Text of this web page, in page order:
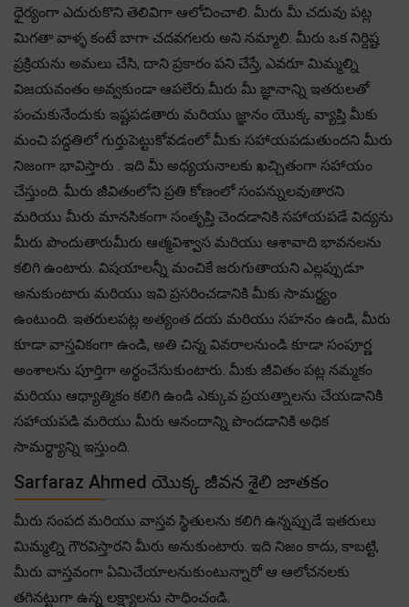
ధైర్యంగా ఎదురుకొని తెలివిగా ఆలోచించాలి. మీరు మీ చదువు పట్ల
మిగతా వాళ్ళ కంటే బాగా చదవగలరు అని నమ్మాలి. మీరు ఒక నిర్దిష్ట
ప్రక్రియను అమలు చేసి, దాని ప్రకారం పని చేస్తే, ఎవరూ మిమ్మల్ని
విజయవంతం అవ్వకుండా ఆపలేరు.మీరు మీ జ్ఞానాన్ని ఇతరులతో
పంచుకునేందుకు ఇష్టపడతారు మరియు జ్ఞానం యొక్క వ్యాప్తి మీకు
మంచి పద్ధతిలో గుర్తుపెట్టుకోవడంలో మీకు సహాయపడుతుందని మీరు
నిజంగా భావిస్తారు . ఇది మీ అధ్యయనాలకు ఖచ్చితంగా సహాయం
చేస్తుంది. మీరు జీవితంలోని ప్రతి కోణంలో సంపన్నులవుతారని
మరియు మీరు మానసికంగా సంతృప్తి చెందడానికి సహాయపడే విద్యను
మీరు పొందుతారుమీరు ఆత్మవిశ్వాస మరియు ఆశావాది భావనలను
కలిగి ఉంటారు. విషయాలన్నీ మంచికే జరుగుతాయని ఎల్లప్పుడూ
అనుకుంటారు మరియు ఇవి ప్రసరించడానికి మీకు సామర్థ్యం
ఉంటుంది. ఇతరులపట్ల అత్యంత దయ మరియు సహనం ఉండి, మీరు
కూడా వాస్తవికంగా ఉండి, అతి చిన్న వివరాలనుండి కూడా సంపూర్ణ
అంశాలను పూర్తిగా అర్థంచేసుకుంటారు. మీకు జీవితం పట్ల నమ్మకం
మరియు ఆధ్యాత్మికం కలిగి ఉండి ఎక్కువ ప్రయత్నాలను చేయడానికి
సహాయపడి మరియు మీరు ఆనందాన్ని పొందడానికి అధిక
సామర్థ్యాన్ని ఇస్తుంది.
Sarfaraz Ahmed యొక్క జీవన శైలి జాతకం
మీరు సంపద మరియు వాస్తవ స్థితులను కలిగి ఉన్నప్పుడే ఇతరులు
మిమ్మల్ని గౌరవిస్తారని మీరు అనుకుంటారు. ఇది నిజం కాదు, కాబట్టి,
మీరు వాస్తవంగా ఏమిచేయాలనుకుంటున్నారో ఆ ఆలోచనలకు
తగినట్టుగా ఉన్న లక్ష్యాలను సాధించండి.